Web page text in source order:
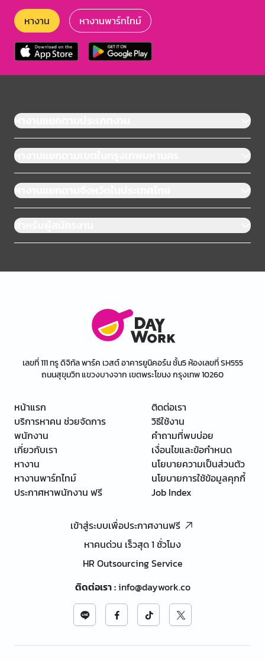
หางาน หางานพาร์ทไทม์
หางานแยกตามประเภทงาน
หางานแยกตามเขตในกรุงเทพมหานคร
หางานแยกตามจังหวัดในประเทศไทย
สำหรับผู้สมัครงาน
เลขที่ 111 ทรู ดิจิทัล พาร์ค เวสต์ อาคารยูนิคอร์น ชั้น5 ห้องเลขที่ SH555
ถนนสุขุมวิท แขวงบางจาก เขตพระโขนง กรุงเทพ 10260
หน้าแรก
บริการหาคน ช่วยจัดการ
พนักงาน
เกี่ยวกับเรา
หางาน
หางานพาร์ทไทม์
ประกาศหาพนักงาน ฟรี
ติดต่อเรา
วิธีใช้งาน
คำถามที่พบบ่อย
เงื่อนไขและข้อกำหนด
นโยบายความเป็นส่วนตัว
นโยบายการใช้ข้อมูลคุกกี้
Job Index
เข้าสู่ระบบเพื่อประกาศงานฟรี
หาคนด่วน เร็วสุด 1 ชั่วโมง
HR Outsourcing Service
ติดต่อเรา:info@daywork.co